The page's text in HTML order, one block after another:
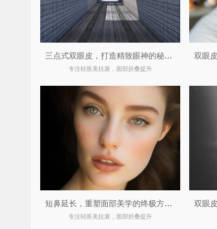
三点式双眼皮，打造精致眼神的秘密武器
专注轻医美抗衰，面部折叠提升
短鼻延长，重塑面部美学的终极方案！
专注轻医美抗衰，面部折叠提升